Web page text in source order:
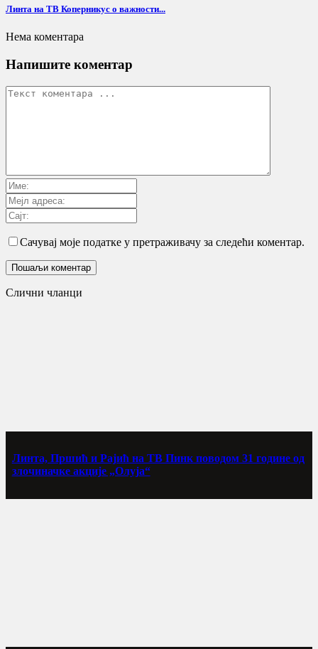
Линта на ТВ Коперникус о важности...
Нема коментара
Напишите коментар
Сачувај моје податке у претраживачу за следећи коментар.
Слични чланци
Линта, Пршић и Рајић на ТВ Пинк поводом 31 године од
злочиначке акције „Олуја“